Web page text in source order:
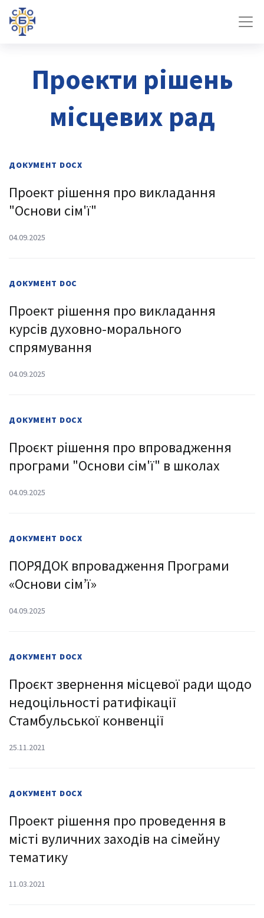
Проекти рішень
місцевих рад
ДОКУМЕНТ DOCX
Проект рішення про викладання
"Основи сім'ї"
04.09.2025
ДОКУМЕНТ DOC
Проект рішення про викладання
курсів духовно-морального
спрямування
04.09.2025
ДОКУМЕНТ DOCX
Проєкт рішення про впровадження
програми "Основи сім'ї" в школах
04.09.2025
ДОКУМЕНТ DOCX
ПОРЯДОК впровадження Програми
«Основи сім’ї»
04.09.2025
ДОКУМЕНТ DOCX
Проєкт звернення місцевої ради щодо
недоцільності ратифікації
Стамбульської конвенції
25.11.2021
ДОКУМЕНТ DOCX
Проект рішення про проведення в
місті вуличних заходів на сімейну
тематику
11.03.2021